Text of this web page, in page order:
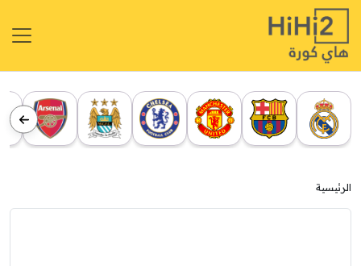
الرئيسية